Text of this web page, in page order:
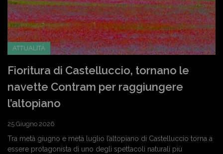
ATTUALITÀ
Fioritura di Castelluccio, tornano le
navette Contram per raggiungere
l’altopiano
25 Giugno 2026
Tra metà giugno e metà luglio l’altopiano di Castelluccio torna a
essere protagonista di uno degli spettacoli naturali più